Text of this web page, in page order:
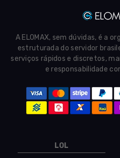
A ELOMAX, sem dúvidas, é a
estruturada do servidor
serviços rápidos e discretos,
e responsabilidade
LOL